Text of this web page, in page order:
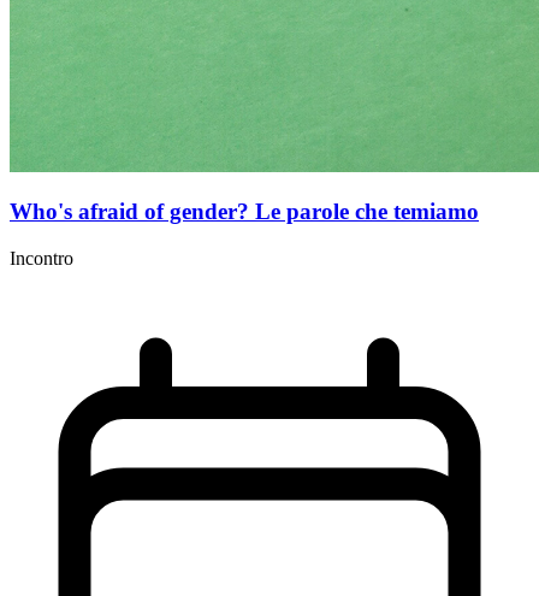
Who's afraid of gender? Le parole che temiamo
Incontro